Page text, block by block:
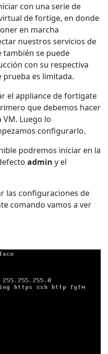
con una serie de
de fortige, en donde
en marcha
nuestros servicios de
también se puede
con su respectiva
prueba es limitada.
el appliance de fortigate
que debemos hacer
VM. Luego lo
configurarlo.
podremos iniciar en la
admin y el
las configuraciones de
comando vamos a ver